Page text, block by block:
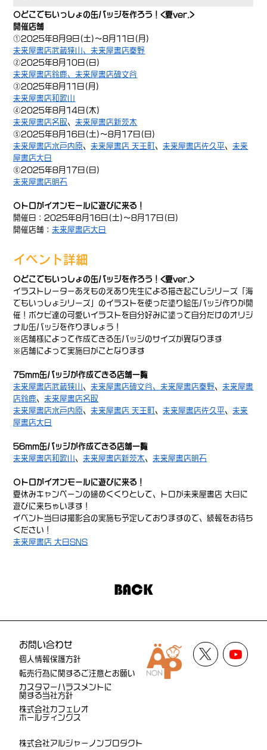
〇どこでもいっしょの缶バッジを作ろう！<夏ver.>
開催店舗
①2025年8月9日(土)～8月11日(月)
未来屋書店武蔵狭山 、未来屋書店秦野
②2025年8月10日(日)
未来屋書店鈴鹿、未来屋書店碑文谷
③2025年8月11日(月)
未来屋書店和歌山
④2025年8月14日(木)
未来屋書店名取、未来屋書店新茨木
⑤2025年8月16日(土)～8月17日(日)
未来屋書店水戸内原、未来屋書店 天王町 、未来屋書店佐久平、未来
屋書店大日
⑥2025年8月17日(日)
未来屋書店明石
〇トロがイオンモールに遊びに来る！
開催日：2025年8月16日(土)～8月17日(日)
開催店舗：未来屋書店大日
イベント詳細
〇どこでもいっしょの缶バッジを作ろう！<夏ver.>
イラストレーターあえものえあり先生による描き起こしシリーズ「海
でもいっしょシリーズ」のイラストを使った塗り絵缶バッジ作りが開
催！ポケピ達の可愛いイラストを自分好みに塗って自分だけのオリジ
ナル缶バッジを作りましょう！
※店舗様によって作成できる缶バッジのサイズが異なります
※店舗によって実施日がことなります
75mm缶バッジが作成できる店舗一覧
未来屋書店武蔵狭山、未来屋書店碑文谷、未来屋書店秦野、未来屋書
店鈴鹿、未来屋書店名取
未来屋書店水戸内原、未来屋書店 天王町、未来屋書店佐久平、未来
屋書店大日
56mm缶バッジが作成できる店舗一覧
未来屋書店和歌山、未来屋書店新茨木、未来屋書店明石
〇トロがイオンモールに遊びに来る！
夏休みキャンペーンの締めくくりとして、トロが未来屋書店 大日に
遊びに来ちゃいます！
イベント当日は撮影会の実施も予定しておりますので、続報をお待ち
ください！
未来屋書店 大日SNS
BACK
お問い合わせ
個人情報保護方針
転売行為に関するご注意とお願い
カスタマーハラスメントに
関する当社方針
株式会社カフェレオ
ホールディングス
株式会社アルジャーノンプロダクト